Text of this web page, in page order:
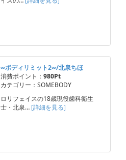
∞ボディリミット2∞/北泉ちほ
消費ポイント： 980Pt
カテゴリー：SOMEBODY
ロリフェイスの18歳現役歯科衛生
士・北泉… [詳細を見る]